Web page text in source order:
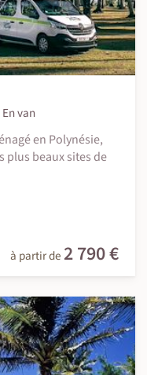
En van
en Polynésie,
plus beaux sites de
à partir de 2 790 €